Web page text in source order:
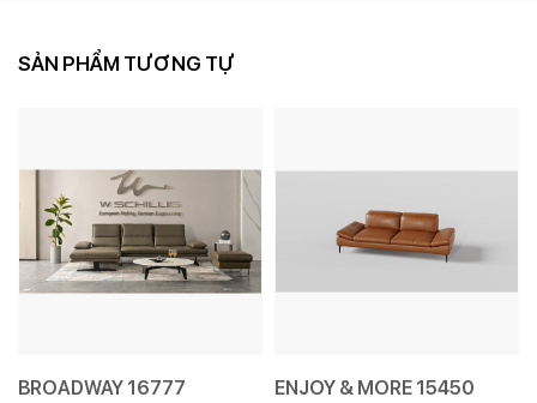
SẢN PHẨM TƯƠNG TỰ
BROADWAY 16777
ENJOY & MORE 15450